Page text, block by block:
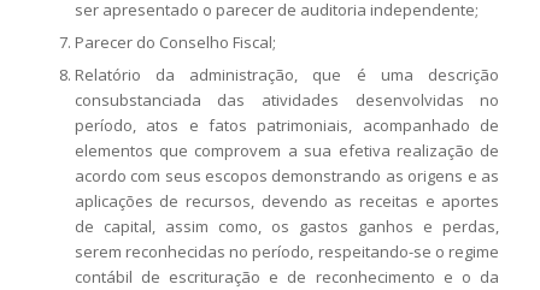
ser apresentado o parecer de auditoria independente;
Parecer do Conselho Fiscal;
Relatório da administração, que é uma descrição
consubstanciada das atividades desenvolvidas no
período, atos e fatos patrimoniais, acompanhado de
elementos que comprovem a sua efetiva realização de
acordo com seus escopos demonstrando as origens e as
aplicações de recursos, devendo as receitas e aportes
de capital, assim como, os gastos ganhos e perdas,
serem reconhecidas no período, respeitando-se o regime
contábil de escrituração e de reconhecimento e o da